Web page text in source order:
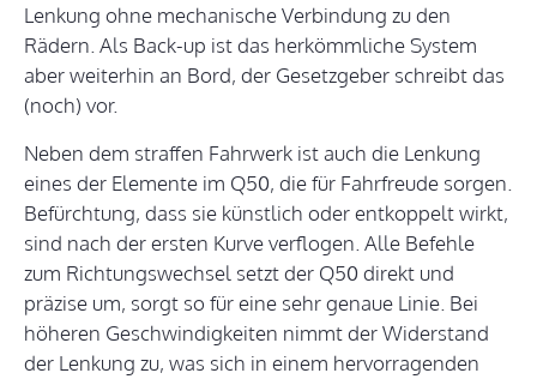
Lenkung ohne mechanische Verbindung zu den
Rädern. Als Back-up ist das herkömmliche System
aber weiterhin an Bord, der Gesetzgeber schreibt das
(noch) vor.
Neben dem straffen Fahrwerk ist auch die Lenkung
eines der Elemente im Q50, die für Fahrfreude sorgen.
Befürchtung, dass sie künstlich oder entkoppelt wirkt,
sind nach der ersten Kurve verflogen. Alle Befehle
zum Richtungswechsel setzt der Q50 direkt und
präzise um, sorgt so für eine sehr genaue Linie. Bei
höheren Geschwindigkeiten nimmt der Widerstand
der Lenkung zu, was sich in einem hervorragenden